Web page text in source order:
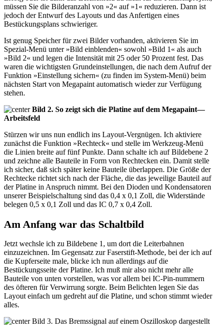
müssen Sie die Bilderanzahl von »2« auf »1« reduzieren. Dann ist
jedoch der Entwurf des Layouts und das Anfertigen eines
Bestückungsplans schwieriger.
Ist genug Speicher für zwei Bilder vorhanden, aktivieren Sie im
Spezial-Menü unter »Bild einblenden« sowohl »Bild 1« als auch
»Bild 2« und legen die Intensität mit 25 oder 50 Prozent fest. Das
waren die wichtigsten Grundeinstellungen, die nach dem Aufruf der
Funktion »Einstellung sichern« (zu finden im System-Menü) beim
nächsten Start von Megapaint automatisch wieder zur Verfügung
stehen.
Bild 2. So zeigt sich die Platine auf dem Megapaint—
Arbeitsfeld
Stürzen wir uns nun endlich ins Layout-Vergnügen. Ich aktiviere
zunächst die Funktion »Rechteck« und stelle im Werkzeug-Menü
die Linien breite auf fünf Punkte. Dann schalte ich auf Bildebene 2
und zeichne alle Bauteile in Form von Rechtecken ein. Damit stelle
ich sicher, daß sich später keine Bauteile überlappen. Die Größe der
Rechtecke richtet sich nach der Fläche, die das jeweilige Bauteil auf
der Platine in Anspruch nimmt. Bei den Dioden und Kondensatoren
unserer Beispielschaltung sind das 0,4 x 0,1 Zoll, die Widerstände
belegen 0,5 x 0,1 Zoll und das IC 0,7 x 0,4 Zoll.
Am Anfang war das Schaltbild
Jetzt wechsle ich zu Bildebene 1, um dort die Leiterbahnen
einzuzeichnen. Im Gegensatz zur Faserstift-Methode, bei der ich auf
die Kupferseite male, blicke ich nun allerdings auf die
Bestückungsseite der Platine. Ich muß mir also nicht mehr alle
Bauteile von unten vorstellen, was vor allem bei IC-Pin-nummern
des öfteren für Verwirrung sorgte. Beim Belichten legen Sie das
Layout einfach um gedreht auf die Platine, und schon stimmt wieder
alles.
Bild 3. Das Bremssignal auf einem Oszilloskop dargestellt